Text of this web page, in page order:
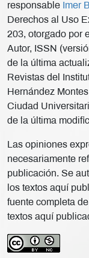
responsable Imer
Derechos al Uso
203, otorgado por
Autor, ISSN
de la última
Revistas del
Hernández
Ciudad
de la última
Las opiniones
necesariamente
publicación. Se
los textos aquí
fuente completa
textos aquí